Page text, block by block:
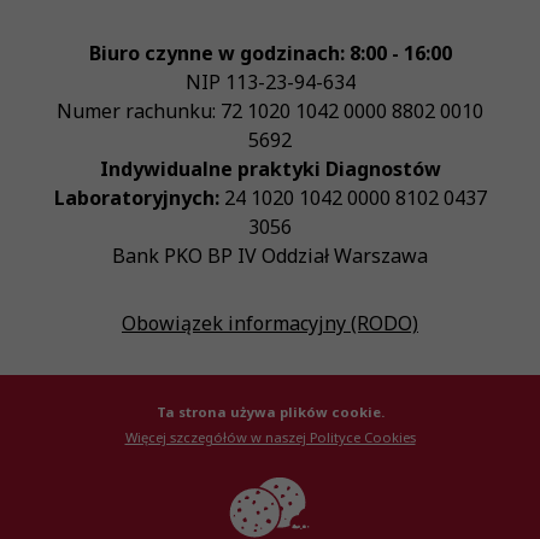
Biuro czynne w godzinach: 8:00 - 16:00
NIP 113-23-94-634
Numer rachunku: 72 1020 1042 0000 8802 0010
5692
Indywidualne praktyki Diagnostów
Laboratoryjnych:24 1020 1042 0000 8102 0437
3056
Bank PKO BP IV Oddział Warszawa
Obowiązek informacyjny (RODO)
© Krajowa Izba Diagnostów Laboratoryjnych 2026
Ta strona używa plików cookie.
Więcej szczegółów w naszej Polityce Cookies